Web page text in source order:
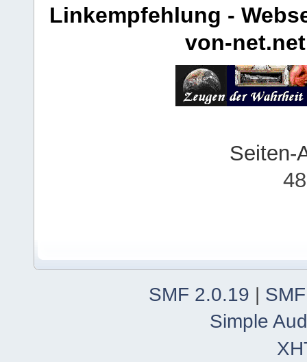
Linkempfehlung -
von-net.net
Seiten-
SMF 2.0.19 |
Simple